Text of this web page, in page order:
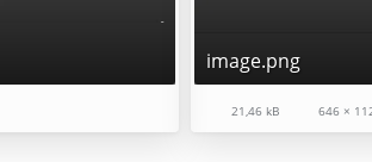
image.png
21,46 kB 646 ×